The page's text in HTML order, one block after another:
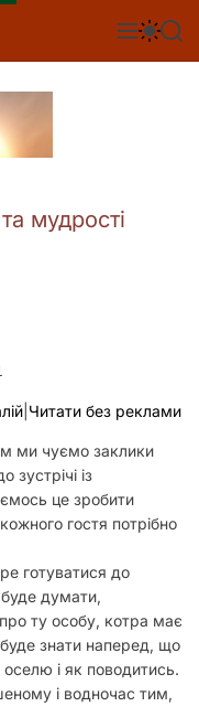
М П
р
ж
П
мудрості
Читати без реклами
ми чуємо заклики
із
це зробити
гостя потрібно
готуватися до
думати,
ту особу, котра має
знати наперед, що
і як поводитись.
і водночас тим,